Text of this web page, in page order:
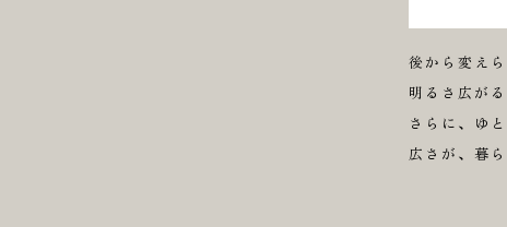
後から変え
明るさ広が
さらに、ゆ
広さが、暮